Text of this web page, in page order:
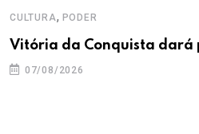
CULTURA, PODER
Vitória da Conquista dará
07/08/2026